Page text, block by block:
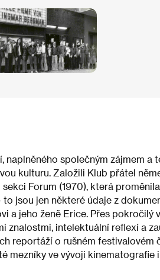
naplněného společným zájmem a
kulturu. Založili Klub přátel
sekci Forum (1970), která
jsou jen některé údaje z
a jeho ženě Erice. Přes pokročilý
znalostmi, intelektuální reflexí a
reportáží o rušném festivalovém
mezníky ve vývoji kinematografie